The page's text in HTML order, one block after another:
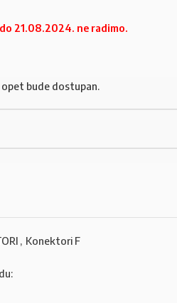
21.08.2024. ne radimo.
bude dostupan.
, Konektori F